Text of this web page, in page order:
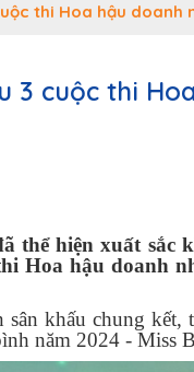
thi Hoa hậu doanh
3 cuộc thi
thể hiện xuất sắc
Hoa hậu doanh
khấu chung
năm 2024 - Miss